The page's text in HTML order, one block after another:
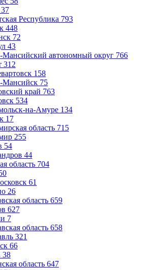
37
Республика 793
448
72
43
автономный округ 766
312
158
Мансийск 75
край 763
534
на-Амуре 134
17
область 715
255
54
44
область 704
61
26
область 659
627
7
область 658
321
66
38
область 647